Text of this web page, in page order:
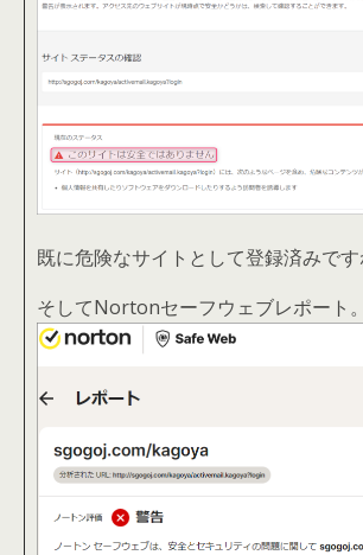
既に危険なサイトとして登録済みです
そしてNortonセーフウェブレポート。